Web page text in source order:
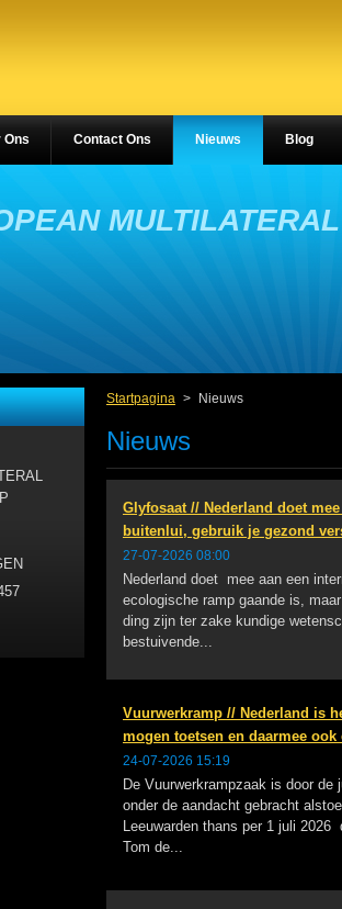
Startpagina > Nieuws
Nieuws
Glyfosaat // Nederland doet
buitenlui, gebruik je gezond
27-07-2026 08:00
Nederland doet mee aan een
ecologische ramp gaande is,
ding zijn ter zake kundige
bestuivende...
Vuurwerkramp // Nederland is
mogen toetsen en daarmee
24-07-2026 15:19
De Vuurwerkrampzaak is door
onder de aandacht gebracht
Leeuwarden thans per 1 juli
Tom de...
Ons Contact Ons Nieuws Blog